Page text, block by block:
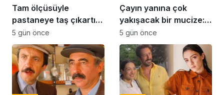
Tam ölçüsüyle
pastaneye taş çıkartır:
Şekerpare tarifi
5 gün önce
Çayın yanına çok
yakışacak bir mucize:
Brownie tadında ıslak
kurabiye tarifi…
5 gün önce